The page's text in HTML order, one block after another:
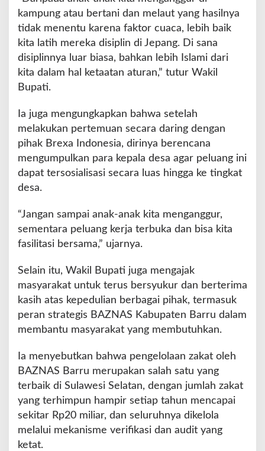
kampung atau bertani dan melaut yang hasilnya
tidak menentu karena faktor cuaca, lebih baik
kita latih mereka disiplin di Jepang. Di sana
disiplinnya luar biasa, bahkan lebih Islami dari
kita dalam hal ketaatan aturan,” tutur Wakil
Bupati.
Ia juga mengungkapkan bahwa setelah
melakukan pertemuan secara daring dengan
pihak Brexa Indonesia, dirinya berencana
mengumpulkan para kepala desa agar peluang ini
dapat tersosialisasi secara luas hingga ke tingkat
desa.
“Jangan sampai anak-anak kita menganggur,
sementara peluang kerja terbuka dan bisa kita
fasilitasi bersama,” ujarnya.
Selain itu, Wakil Bupati juga mengajak
masyarakat untuk terus bersyukur dan berterima
kasih atas kepedulian berbagai pihak, termasuk
peran strategis BAZNAS Kabupaten Barru dalam
membantu masyarakat yang membutuhkan.
Ia menyebutkan bahwa pengelolaan zakat oleh
BAZNAS Barru merupakan salah satu yang
terbaik di Sulawesi Selatan, dengan jumlah zakat
yang terhimpun hampir setiap tahun mencapai
sekitar Rp20 miliar, dan seluruhnya dikelola
melalui mekanisme verifikasi dan audit yang
ketat.